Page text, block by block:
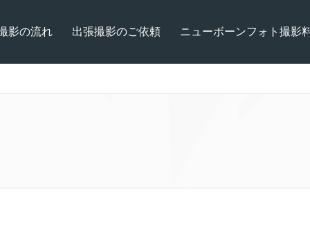
影の流れ 出張撮影のご依頼 ニューボーンフォト撮影